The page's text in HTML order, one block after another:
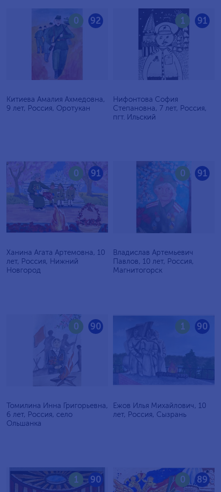
92
0
Китиева Амалия Ахмедовна,
9 лет, Россия, Оротукан
91
1
Нифонтова София
Степановна, 7 лет, Россия,
пгт. Ильский
91
0
Ханина Агата Артемовна, 10
лет, Россия, Нижний
Новгород
91
0
Владислав Артемьевич
Павлов, 10 лет, Россия,
Магнитогорск
90
0
Томилина Инна Григорьевна,
6 лет, Россия, село
Ольшанка
90
1
Ежов Илья Михайлович, 10
лет, Россия, Сызрань
90
1 89
0